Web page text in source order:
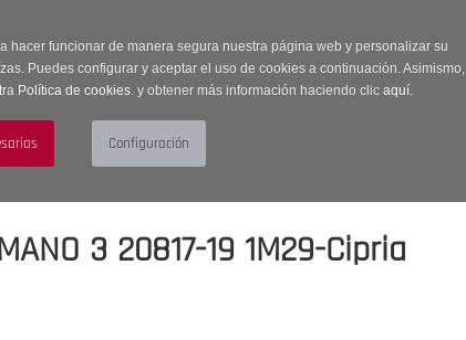
funcionar de manera segura nuestra página web y personalizar su
Puedes configurar y aceptar el uso de cookies a continuación. Asimismo,
Política de cookies. y obtener más información haciendo clic aquí.
3 20817-19 1M29-Cipria